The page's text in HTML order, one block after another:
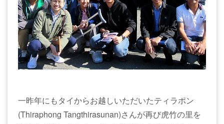
一昨年にもタイからお越しいただいたティラポン
(Thiraphong Tangthirasunan)さんが再び虎竹の里を